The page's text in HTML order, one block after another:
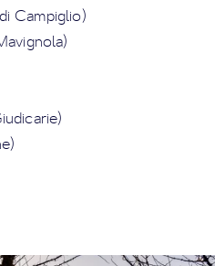
Campiglio)